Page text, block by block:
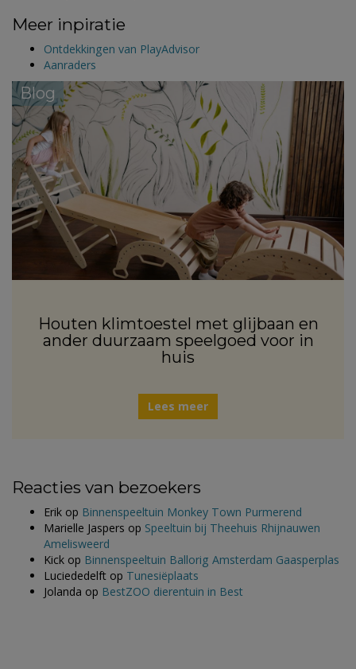
Meer inpiratie
Ontdekkingen van PlayAdvisor
Aanraders
Blog
Houten klimtoestel met glijbaan en
ander duurzaam speelgoed voor in
huis
Lees meer
Reacties van bezoekers
Erik op Binnenspeeltuin Monkey Town Purmerend
Marielle Jaspers op Speeltuin bij Theehuis Rhijnauwen
Amelisweerd
Kick op Binnenspeeltuin Ballorig Amsterdam Gaasperplas
Luciededelft op Tunesiëplaats
Jolanda op BestZOO dierentuin in Best